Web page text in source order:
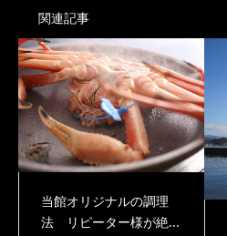
関連記事
当館オリジナルの調理
法 リピーター様が絶...